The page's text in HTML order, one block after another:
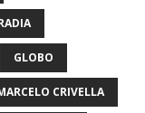
GLOBO
CRIVELLA